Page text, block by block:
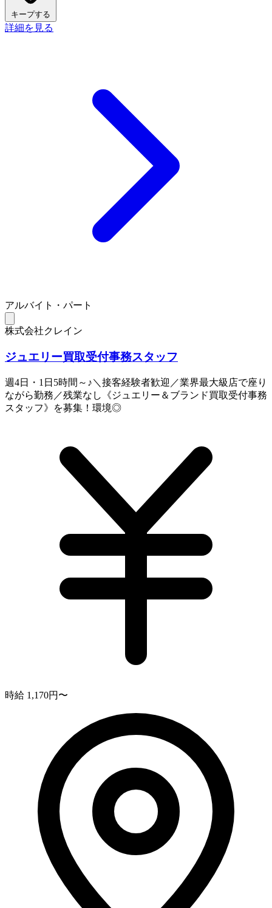
キープする
詳細を見る
アルバイト・パート
株式会社クレイン
ジュエリー買取受付事務スタッフ
週4日・1日5時間～♪＼接客経験者歓迎／業界最大級店で座り
ながら勤務／残業なし《ジュエリー＆ブランド買取受付事務
スタッフ》を募集！環境◎
時給 1,170円〜